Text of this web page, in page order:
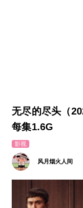
无尽的尽头（
每集1.6G
影视
风月烟火人间